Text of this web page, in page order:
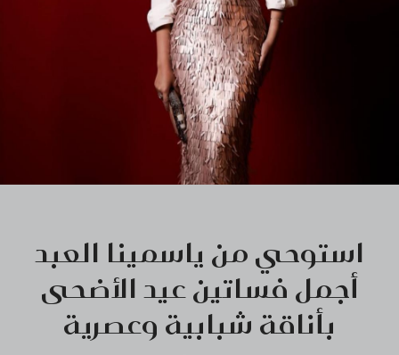
استوحي من ياسمينا العبد
أجمل فساتين عيد الأضحى
بأناقة شبابية وعصرية